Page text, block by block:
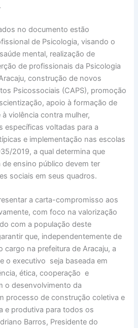
no documento estão
de Psicologia, visando o
mental, realização de
de profissionais da Psicologia
construção de novos
Psicossociais (CAPS), promoção
apoio à formação de
violência contra mulher,
específicas voltadas para a
e implementação nas escolas
2019, a qual determina que
ensino público devem ter
sociais em seus quadros.
a carta-compromisso aos
com foco na valorização
com a população deste
que, independentemente de
cargo na prefeitura de Aracaju, a
o executivo seja baseada em
ética, cooperação e
o desenvolvimento da
processo de construção coletiva e
e produtiva para todos os
Barros, Presidente do